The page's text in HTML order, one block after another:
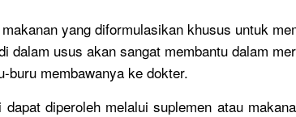
yang diformulasikan khusus untuk
dalam usus akan sangat membantu dalam
buru membawanya ke dokter.
dapat diperoleh melalui suplemen atau